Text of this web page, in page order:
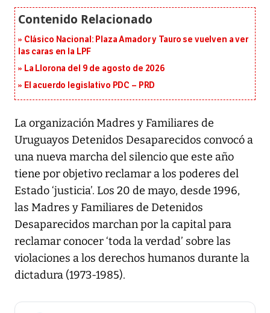
Clásico Nacional: Plaza Amador y Tauro se vuelven a ver
las caras en la LPF
La Llorona del 9 de agosto de 2026
El acuerdo legislativo PDC – PRD
La organización Madres y Familiares de
Uruguayos Detenidos Desaparecidos convocó a
una nueva marcha del silencio que este año
tiene por objetivo reclamar a los poderes del
Estado ‘justicia’. Los 20 de mayo, desde 1996,
las Madres y Familiares de Detenidos
Desaparecidos marchan por la capital para
reclamar conocer ‘toda la verdad’ sobre las
violaciones a los derechos humanos durante la
dictadura (1973-1985).